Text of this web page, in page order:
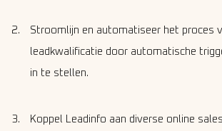
Stroomlijn en automatiseer het proces
leadkwalificatie door automatische
in te stellen.
Koppel Leadinfo aan diverse online